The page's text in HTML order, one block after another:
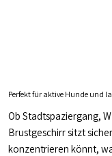
Perfekt für aktive Hunde und
Ob Stadtspaziergang,
Brustgeschirr sitzt
konzentrieren könnt,